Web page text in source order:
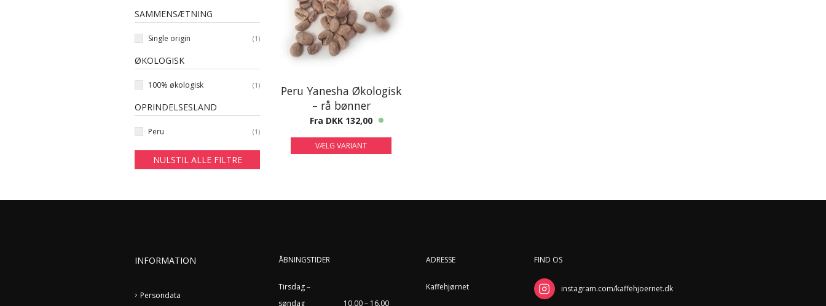
SAMMENSÆTNING
Single origin (1 )
ØKOLOGISK
100% økologisk (1 )
OPRINDELSESLAND
Peru (1 )
NULSTIL ALLE FILTRE
Peru Yanesha Økologisk
– rå bønner
Fra DKK 132,00
VÆLG VARIANT
INFORMATION
Persondata
ÅBNINGSTIDER
Tirsdag –
søndag
10.00 – 16.00
ADRESSE
Kaffehjørnet
FIND OS
instagram.com/kaffehjoernet.dk